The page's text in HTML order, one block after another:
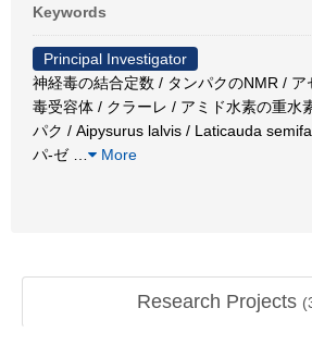
Keywords
Principal Investigator
神経毒の結合定数 / タンパクのNMR / ア
毒受容体 / クラーレ / アミド水素の重水
パク / Aipysurus lalvis / Laticauda
パ-ゼ
More
Research Projects (